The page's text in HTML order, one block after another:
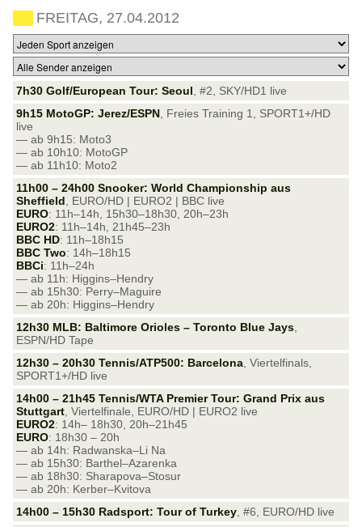
FREITAG, 27.04.2012
7h30 Golf/European Tour: Seoul , #2, SKY/HD1 live
9h15 MotoGP: Jerez/ESPN , Freies Training 1, SPORT1+/HD
live
— ab 9h15: Moto3
— ab 10h10: MotoGP
— ab 11h10: Moto2
11h00 – 24h00 Snooker: World Championship aus
Sheffield , EURO/HD | EURO2 | BBC live
EURO: 11h–14h, 15h30–18h30, 20h–23h
EURO2: 11h–14h, 21h45–23h
BBC HD: 11h–18h15
BBC Two: 14h–18h15
BBCi: 11h–24h
— ab 11h: Higgins–Hendry
— ab 15h30: Perry–Maguire
— ab 20h: Higgins–Hendry
12h30 MLB: Baltimore Orioles – Toronto Blue Jays
ESPN/HD Tape
12h30 – 20h30 Tennis/ATP500: Barcelona , Viertelfinals,
SPORT1+/HD live
14h00 – 21h45 Tennis/WTA Premier Tour: Grand Prix aus
Stuttgart , Viertelfinale, EURO/HD | EURO2 live
EURO2: 14h– 18h30, 20h–21h45
EURO: 18h30 – 20h
— ab 14h: Radwanska–Li Na
— ab 15h30: Barthel–Azarenka
— ab 18h30: Sharapova–Stosur
— ab 20h: Kerber–Kvitova
14h00 – 15h30 Radsport: Tour of Turkey , #6, EURO/HD live